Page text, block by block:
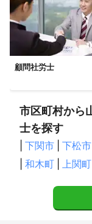
上毛町
飯塚市
桂川町
久山町
宇美町
東峰村
筑紫野市
福岡市
広川町
八女市
柳川市
大牟田市
【愛媛県】
伊方町 八幡浜市
長崎県】
】
顧問社労士
市区町村から
士を探す
下関市 下松市
和木町 上関町